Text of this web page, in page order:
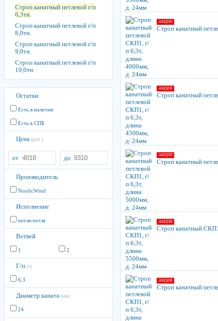
Строп канатный петлевой г/п
6,3тн.
Строп канатный петлевой г/п
8,0тн.
Строп канатный петлевой г/п
9,0тн.
Строп канатный петлевой г/п
10,0тн.
Остатки
Есть в наличии
Есть в СПБ
Цена (руб.)
от до
Производитель
NordicWind
Исполнение
петля-петля
Ветвей
1 2
Г/п (т)
6.3
Диаметр каната (мм)
24
АКЦИЯ
Строп канатный
АКЦИЯ
Строп канатный
АКЦИЯ
Строп канатный
АКЦИЯ
Строп канатный
АКЦИЯ
Строп канатный